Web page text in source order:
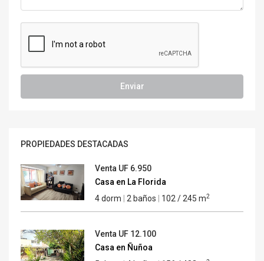
Enviar
PROPIEDADES DESTACADAS
Venta UF 6.950
Casa en La Florida
4 dorm
2 baños 102 / 245 m2
Venta UF 12.100
Casa en Ñuñoa